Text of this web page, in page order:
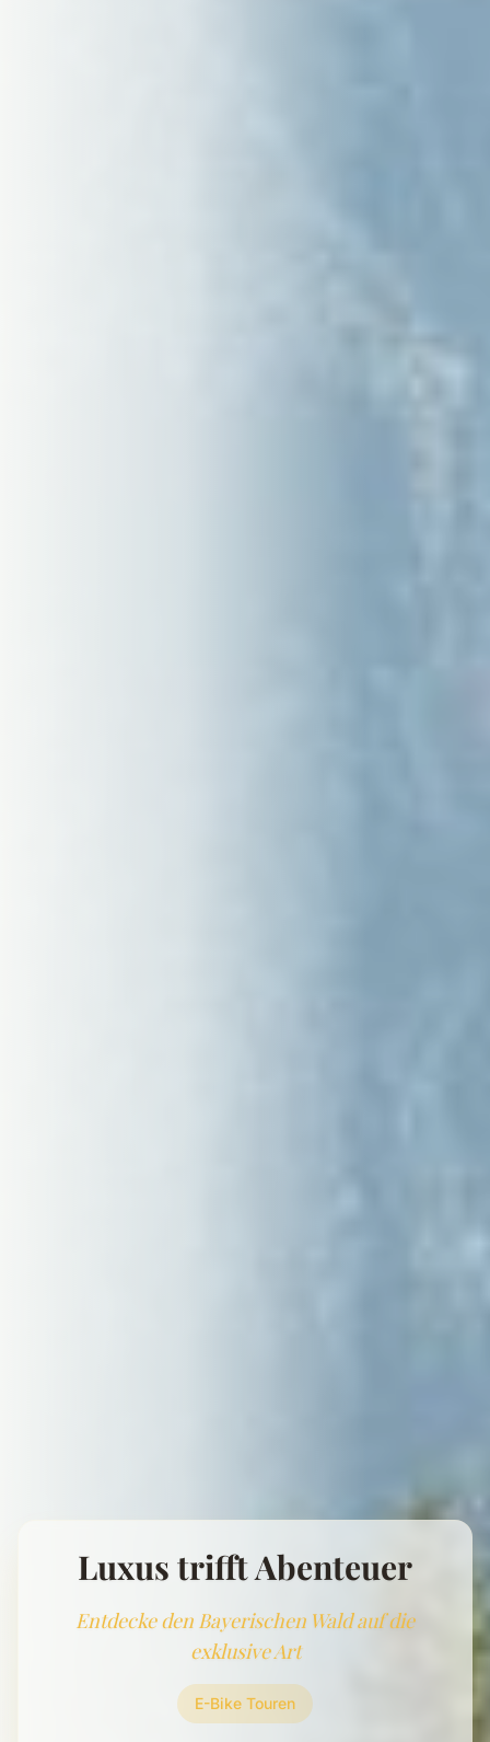
Luxus trifft Abenteuer
Entdecke den Bayerischen Wald auf die
exklusive Art
E-Bike Touren